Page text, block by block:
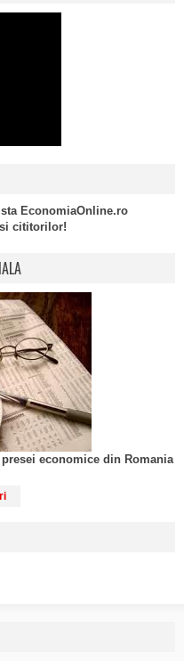
EconomiaOnline.ro
cititorilor!
economice din Romania